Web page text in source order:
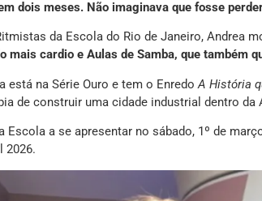
dois meses. Não imaginava que fosse
da Escola do Rio de Janeiro, Andrea
mais cardio e Aulas de Samba, que também
está na Série Ouro e tem o EnredoA História
de construir uma cidade industrial dentro da
Escola a se apresentar no sábado, 1º de
2026.